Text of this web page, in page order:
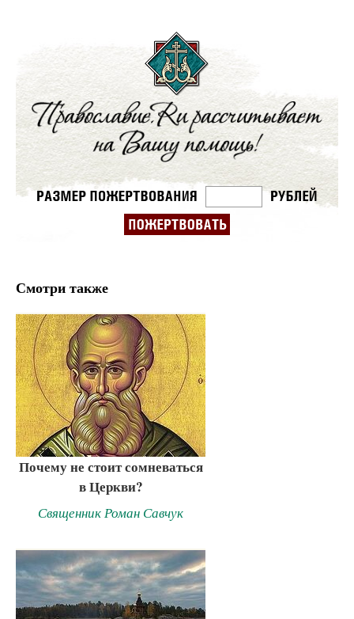
Смотри также
Почему не стоит сомневаться
в Церкви?
Священник Роман Савчук